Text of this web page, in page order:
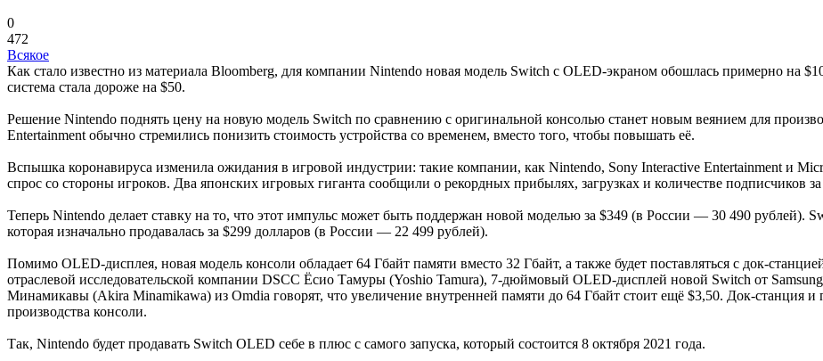
0
472
Всякое
Как стало известно из материала Bloomberg, для компании Nintendo новая модель Switch с OLED-экраном обошлась примерно на
система стала дороже на $50.
Решение Nintendo поднять цену на новую модель Switch по сравнению с оригинальной консолью станет новым веянием для
Entertainment обычно стремились понизить стоимость устройства со временем, вместо того, чтобы повышать её.
Вспышка коронавируса изменила ожидания в игровой индустрии: такие компании, как Nintendo, Sony Interactive Entertainment и
спрос со стороны игроков. Два японских игровых гиганта сообщили о рекордных прибылях, загрузках и количестве подписчиков
Теперь Nintendo делает ставку на то, что этот импульс может быть поддержан новой моделью за $349 (в России — 30 490 рублей).
которая изначально продавалась за $299 долларов (в России — 22 499 рублей).
Помимо OLED-дисплея, новая модель консоли обладает 64 Гбайт памяти вместо 32 Гбайт, а также будет поставляться с док-
отраслевой исследовательской компании DSCC Ёсио Тамуры (Yoshio Tamura), 7-дюймовый OLED-дисплей новой Switch от
Минамикавы (Akira Minamikawa) из Omdia говорят, что увеличение внутренней памяти до 64 Гбайт стоит ещё $3,50. Док-станция
производства консоли.
Так, Nintendo будет продавать Switch OLED себе в плюс с самого запуска, который состоится 8 октября 2021 года.